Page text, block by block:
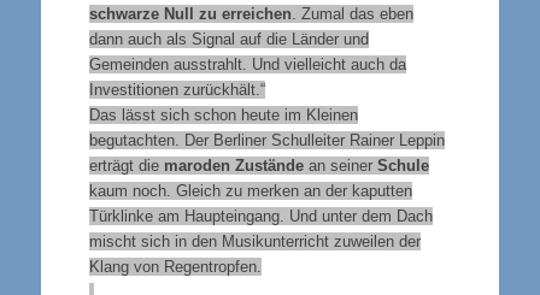
schwarze Null zu erreichen . Zumal das eben
dann auch als Signal auf die Länder und
Gemeinden ausstrahlt. Und vielleicht auch da
Investitionen zurückhält.“
Das lässt sich schon heute im Kleinen
begutachten. Der Berliner Schulleiter Rainer Leppin
erträgt die maroden Zuständean seiner Schule
kaum noch. Gleich zu merken an der kaputten
Türklinke am Haupteingang. Und unter dem Dach
mischt sich in den Musikunterricht zuweilen der
Klang von Regentropfen.